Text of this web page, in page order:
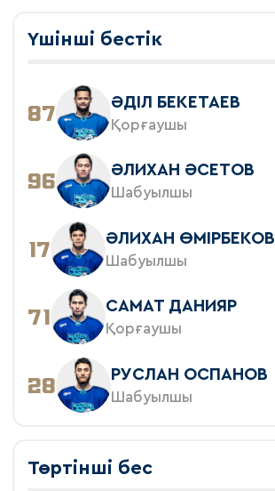
Үшінші бестік
87 ӘДIЛ БЕКЕТАЕВ
Қорғаушы
96 ӘЛИХАН ӘСЕТОВ
Шабуылшы
17 ӘЛИХАН ӨМІРБЕКОВ
Шабуылшы
71 САМАТ ДАНИЯР
Қорғаушы
28 РУСЛАН ОСПАНОВ
Шабуылшы
Төртінші бес